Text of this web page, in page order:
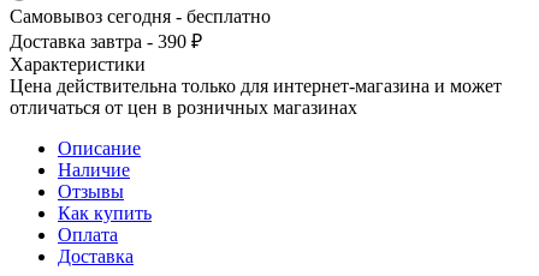
Самовывоз сегодня - бесплатно
Доставка завтра - 390 ₽
Характеристики
Цена действительна только для интернет-магазина и может
отличаться от цен в розничных магазинах
Описание
Наличие
Отзывы
Как купить
Оплата
Доставка